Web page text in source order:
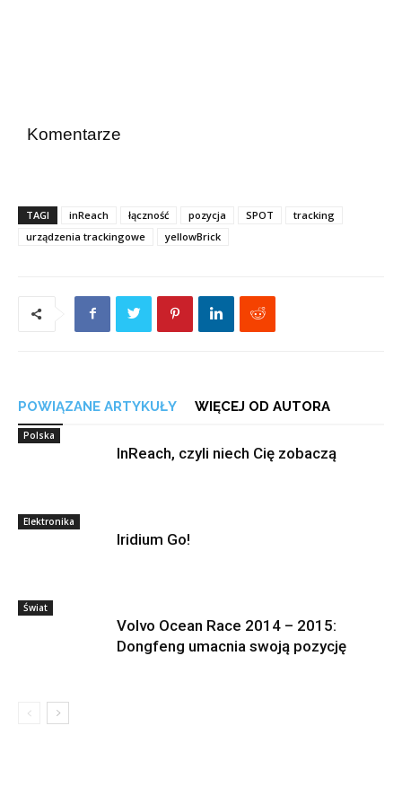
Komentarze
TAGI inReach łączność pozycja SPOT
tracking
urządzenia trackingowe
yellowBrick
POWIĄZANE ARTYKUŁY WIĘCEJ OD AUTORA
Polska
InReach, czyli niech Cię zobaczą
Elektronika
Iridium Go!
Świat
Volvo Ocean Race 2014 – 2015:
Dongfeng umacnia swoją pozycję